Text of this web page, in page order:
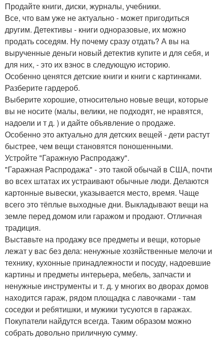
Продайте книги, диски, журналы, учебники.
Все, что вам уже не актуально - может пригодиться
другим. Детективы - книги одноразовые, их можно
продать соседям. Ну почему сразу отдать? А вы на
вырученные деньги новый детектив купите и для себя, и
для них, - это их взнос в следующую историю.
Особенно ценятся детские книги и книги с картинками.
Разберите гардероб.
Выберите хорошие, относительно новые вещи, которые
вы не носите (малы, велики, не подходят, не нравятся,
надоели и т д. ) и дайте объявление о продаже.
Особенно это актуально для детских вещей - дети растут
быстрее, чем вещи становятся поношенными.
Устройте "Гаражную Распродажу".
"Гаражная Распродажа" - это такой обычай в США, почти
во всех штатах их устраивают обычные люди. Делаются
картонные вывески, указывается место, время. Чаще
всего это тёплые выходные дни. Выкладывают вещи на
земле перед домом или гаражом и продают. Отличная
традиция.
Выставьте на продажу все предметы и вещи, которые
лежат у вас без дела: ненужные хозяйственные мелочи и
технику, кухонные принадлежности и посуду, надоевшие
картины и предметы интерьера, мебель, запчасти и
ненужные инструменты и т. д. у многих во дворах домов
находится гараж, рядом площадка с лавочками - там
соседки и ребятишки, и мужики тусуются в гаражах.
Покупатели найдутся всегда. Таким образом можно
собрать довольно приличную сумму.